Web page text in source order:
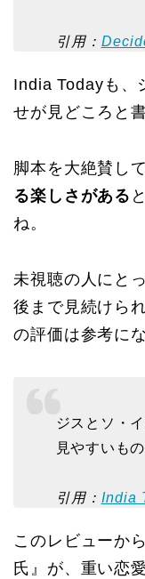
引用：
India Todayも、
せが見どころと
脚本を大絶賛し
る楽しさがある
ね。
未視聴の人にと
後まで見続けら
の評価は参考に
ジスとソ・
見やすいも
引用： India
このレビューか
氏』が、重い恋